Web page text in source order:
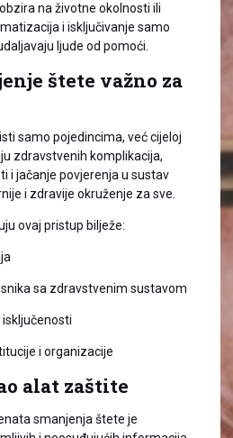
na životne okolnosti ili
i isključivanje samo
ljude od pomoći.
štete važno za
samo pojedincima, već cijeloj
zdravstvenih komplikacija,
i jačanje povjerenja u sustav
i zdravije okruženje za sve.
ovaj pristup bilježe:
sa zdravstvenim sustavom
i organizacije
alat zaštite
smanjenja štete je